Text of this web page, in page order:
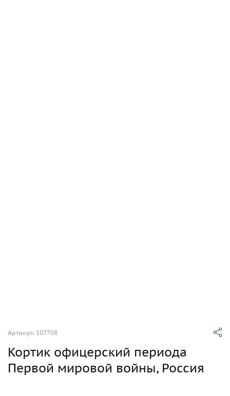
Артикул: 107708
Кортик офицерский периода
Первой мировой войны, Россия